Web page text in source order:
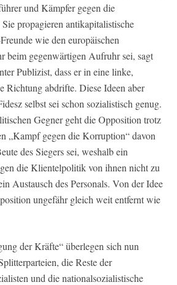
und Kämpfer gegen die
propagieren antikapitalistische
wie den europäischen
beim gegenwärtigen Aufruhr sei, sagt
Publizist, dass er in eine linke,
Richtung abdrifte. Diese Ideen aber
selbst sei schon sozialistisch genug.
Gegner geht die Opposition trotz
„Kampf gegen die Korruption“ davon
des Siegers sei, weshalb ein
die Klientelpolitik von ihnen nicht zu
Austausch des Personals. Von der Idee
ungefähr gleich weit entfernt wie
der Kräfte“ überlegen sich nun
die Reste der
und die nationalsozialistische